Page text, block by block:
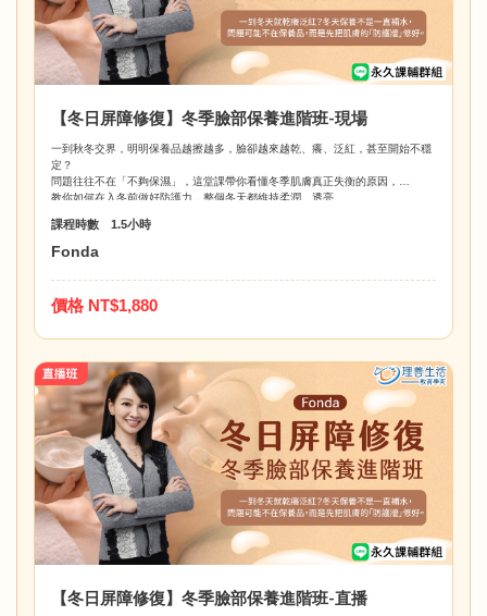
【冬日屏障修復】冬季臉部保養進階班-現場
一到秋冬交界，明明保養品越擦越多，臉卻越來越乾、癢、泛紅，甚至開始不穩
定？
問題往往不在「不夠保濕」，這堂課帶你看懂冬季肌膚真正失衡的原因，
教你如何在入冬前做好防護力，整個冬天都維持柔潤、透亮。
課程時數 1.5小時
Fonda
價格 NT$1,880
【冬日屏障修復】冬季臉部保養進階班-直播